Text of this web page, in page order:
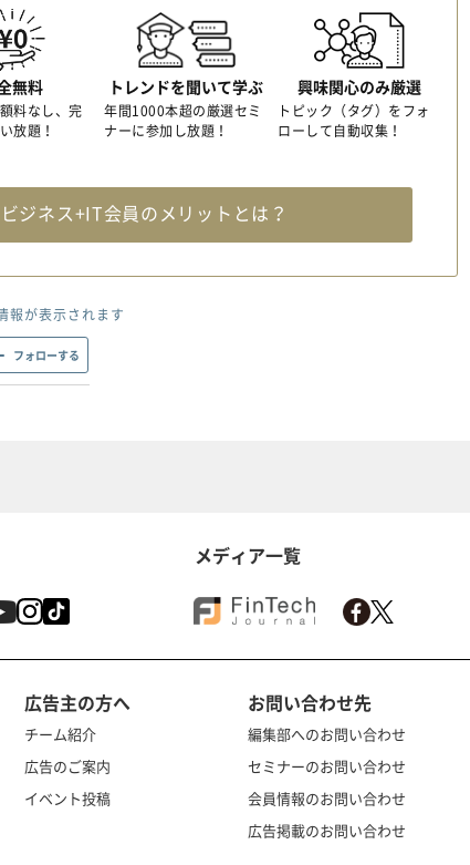
無料
料なし、完
放題！
トレンドを聞いて学ぶ
年間1000本超の厳選セミ
ナーに参加し放題！
興味関心のみ厳選
トピック（タグ）をフォ
ローして自動収集！
ビジネス+IT会員のメリットとは？
報が表示されます
フォローする
メディア一覧
広告主の方へ
チーム紹介
広告のご案内
イベント投稿
お問い合わせ先
編集部へのお問い合わせ
セミナーのお問い合わせ
会員情報のお問い合わせ
広告掲載のお問い合わせ